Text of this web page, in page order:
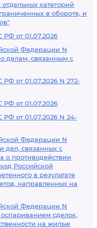
категорий
в обороте, и
от 01.07.2026
Федерации N
делам, связанным с
от 01.07.2026 N 272-
от 01.07.2026
от 01.07.2026 N 24-
Федерации N
дел, связанных с
о противодействии
Российской
в результате
направленных на
Федерации N
сделок,
на жилые